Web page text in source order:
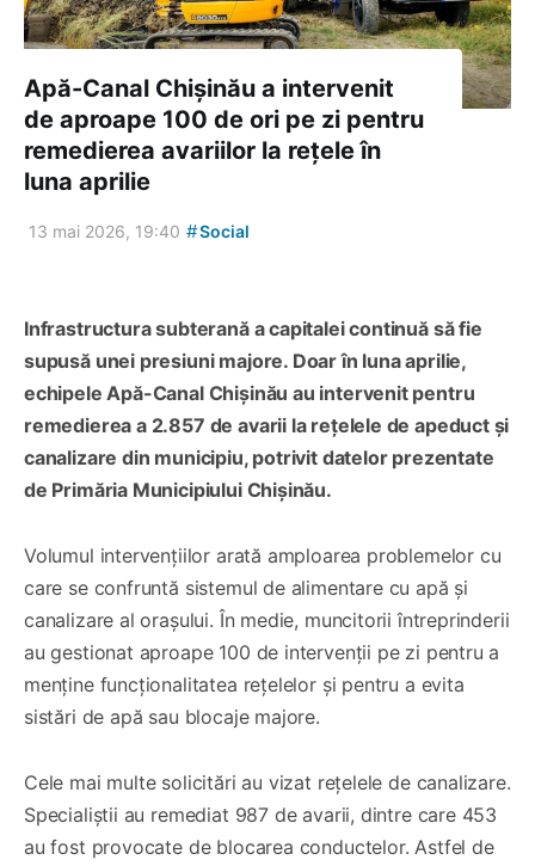
Apă-Canal Chișinău a intervenit
de aproape 100 de ori pe zi pentru
remedierea avariilor la rețele în
luna aprilie
13 mai 2026, 19:40 #Social
Infrastructura subterană a capitalei continuă să fie
supusă unei presiuni majore. Doar în luna aprilie,
echipele Apă-Canal Chișinău au intervenit pentru
remedierea a 2.857 de avarii la rețelele de apeduct și
canalizare din municipiu, potrivit datelor prezentate
de Primăria Municipiului Chișinău.
Volumul intervențiilor arată amploarea problemelor cu
care se confruntă sistemul de alimentare cu apă și
canalizare al orașului. În medie, muncitorii întreprinderii
au gestionat aproape 100 de intervenții pe zi pentru a
menține funcționalitatea rețelelor și pentru a evita
sistări de apă sau blocaje majore.
Cele mai multe solicitări au vizat rețelele de canalizare.
Specialiștii au remediat 987 de avarii, dintre care 453
au fost provocate de blocarea conductelor. Astfel de